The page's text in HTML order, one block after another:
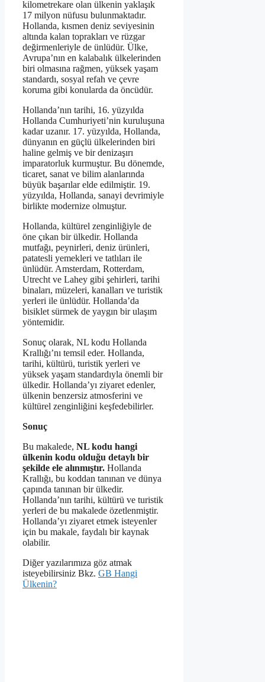
kilometrekare olan ülkenin yaklaşık
17 milyon nüfusu bulunmaktadır.
Hollanda, kısmen deniz seviyesinin
altında kalan toprakları ve rüzgar
değirmenleriyle de ünlüdür. Ülke,
Avrupa’nın en kalabalık ülkelerinden
biri olmasına rağmen, yüksek yaşam
standardı, sosyal refah ve çevre
koruma gibi konularda da öncüdür.
Hollanda’nın tarihi, 16. yüzyılda
Hollanda Cumhuriyeti’nin kuruluşuna
kadar uzanır. 17. yüzyılda, Hollanda,
dünyanın en güçlü ülkelerinden biri
haline gelmiş ve bir denizaşırı
imparatorluk kurmuştur. Bu dönemde,
ticaret, sanat ve bilim alanlarında
büyük başarılar elde edilmiştir. 19.
yüzyılda, Hollanda, sanayi devrimiyle
birlikte modernize olmuştur.
Hollanda, kültürel zenginliğiyle de
öne çıkan bir ülkedir. Hollanda
mutfağı, peynirleri, deniz ürünleri,
patatesli yemekleri ve tatlıları ile
ünlüdür. Amsterdam, Rotterdam,
Utrecht ve Lahey gibi şehirleri, tarihi
binaları, müzeleri, kanalları ve turistik
yerleri ile ünlüdür. Hollanda’da
bisiklet sürmek de yaygın bir ulaşım
yöntemidir.
Sonuç olarak, NL kodu Hollanda
Krallığı’nı temsil eder. Hollanda,
tarihi, kültürü, turistik yerleri ve
yüksek yaşam standardıyla önemli bir
ülkedir. Hollanda’yı ziyaret edenler,
ülkenin benzersiz atmosferini ve
kültürel zenginliğini keşfedebilirler.
Sonuç
Bu makalede, NL kodu hangi
ülkenin kodu olduğu detaylı bir
şekilde ele alınmıştır. Hollanda
Krallığı, bu koddan tanınan ve dünya
çapında tanınan bir ülkedir.
Hollanda’nın tarihi, kültürü ve turistik
yerleri de bu makalede özetlenmiştir.
Hollanda’yı ziyaret etmek isteyenler
için bu makale, faydalı bir kaynak
olabilir.
Diğer yazılarımıza göz atmak
isteyebilirsiniz Bkz. GB Hangi
Ülkenin?